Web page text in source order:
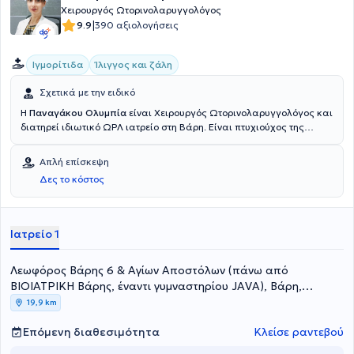
Χειρουργός Ωτορινολαρυγγολόγος
9.9|390 αξιολογήσεις
Ιγμορίτιδα Ίλιγγος και ζάλη
Σχετικά με την ειδικό
Η Παναγάκου Ολυμπία είναι Χειρουργός Ωτορινολαρυγγολόγος και
διατηρεί ιδιωτικό ΩΡΛ ιατρείο στη Βάρη. Είναι πτυχιούχος της
Αθηνών, ενώ έχει ειδικευθεί στην ΩΡΛ κλινική του Γενικού
Νοσοκομείου Πειραιά "Τζάνειο". Διαθέτει σημαντική κλινική
εμπειρία στην αντιμετώπιση επειγόντων και χρονίων περιστατικών
τόσο σε ενήλικες, όσο και σε παιδιατρικούς ασθενείς και
κεφαλής και του τραχήλου σε συνεργασία με τα νοσοκομεία ORL
Athens Clinic και Metropolitan General. Τέλος, η γιατρός
και παρακολουθεί συνέδρια και σεμινάρια στο πλαίσιο της
συνεχούς επιμόρφωσης.
Απλή επίσκεψη
Δες το κόστος
Ιατρείο 1
Λεωφόρος Βάρης 6 & Αγίων Αποστόλων (πάνω από
ΒΙΟΙΑΤΡΙΚΗ Βάρης, έναντι γυμναστηρίου JAVA), Βάρη,
ΑΤΤΙΚΗ
19,9 km
Επόμενη διαθεσιμότητα Κλείσε ραντεβού